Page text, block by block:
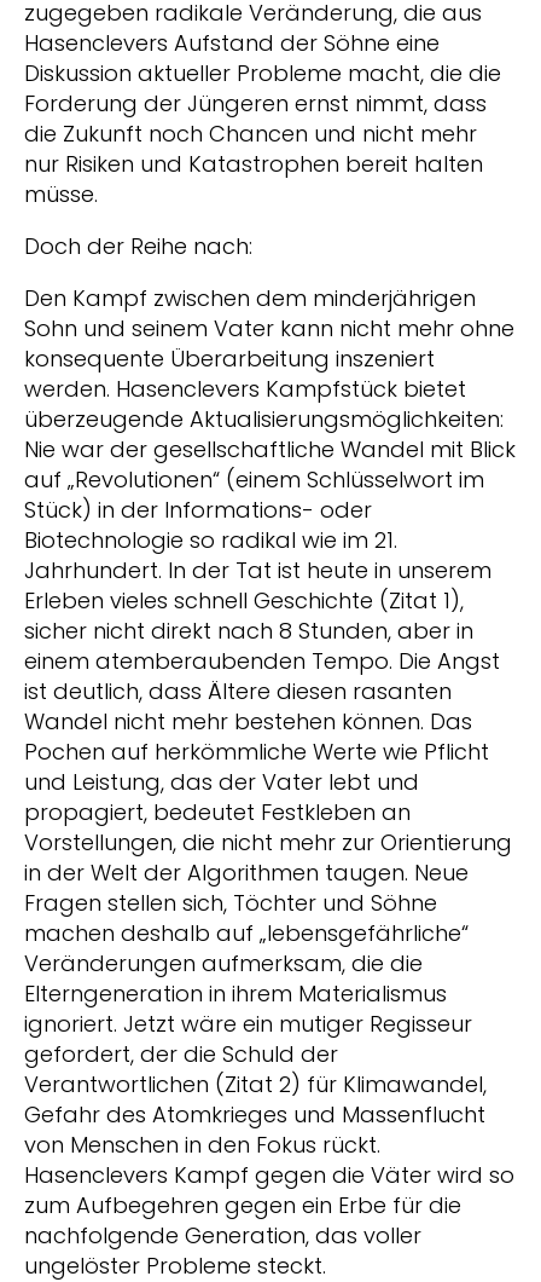
zugegeben radikale Veränderung, die aus
Hasenclevers Aufstand der Söhne eine
Diskussion aktueller Probleme macht, die die
Forderung der Jüngeren ernst nimmt, dass
die Zukunft noch Chancen und nicht mehr
nur Risiken und Katastrophen bereit halten
müsse.
Doch der Reihe nach:
Den Kampf zwischen dem minderjährigen
Sohn und seinem Vater kann nicht mehr ohne
konsequente Überarbeitung inszeniert
werden. Hasenclevers Kampfstück bietet
überzeugende Aktualisierungsmöglichkeiten:
Nie war der gesellschaftliche Wandel mit Blick
auf „Revolutionen“ (einem Schlüsselwort im
Stück) in der Informations- oder
Biotechnologie so radikal wie im 21.
Jahrhundert. In der Tat ist heute in unserem
Erleben vieles schnell Geschichte (Zitat 1),
sicher nicht direkt nach 8 Stunden, aber in
einem atemberaubenden Tempo. Die Angst
ist deutlich, dass Ältere diesen rasanten
Wandel nicht mehr bestehen können. Das
Pochen auf herkömmliche Werte wie Pflicht
und Leistung, das der Vater lebt und
propagiert, bedeutet Festkleben an
Vorstellungen, die nicht mehr zur Orientierung
in der Welt der Algorithmen taugen. Neue
Fragen stellen sich, Töchter und Söhne
machen deshalb auf „lebensgefährliche“
Veränderungen aufmerksam, die die
Elterngeneration in ihrem Materialismus
ignoriert. Jetzt wäre ein mutiger Regisseur
gefordert, der die Schuld der
Verantwortlichen (Zitat 2) für Klimawandel,
Gefahr des Atomkrieges und Massenflucht
von Menschen in den Fokus rückt.
Hasenclevers Kampf gegen die Väter wird so
zum Aufbegehren gegen ein Erbe für die
nachfolgende Generation, das voller
ungelöster Probleme steckt.